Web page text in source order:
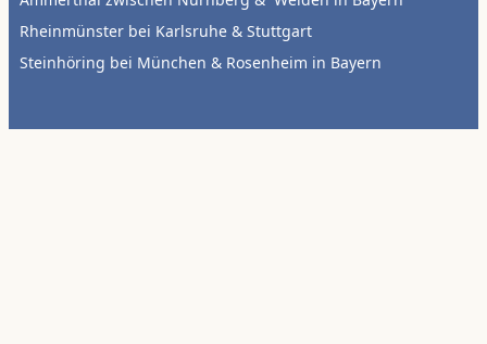
Rheinmünster bei Karlsruhe & Stuttgart
Steinhöring bei München & Rosenheim in Bayern